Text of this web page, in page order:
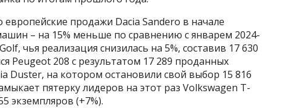
продажи Dacia Sandero в начале
– на 15% меньше по сравнению с январем 2024-
чья реализация снизилась на 5%, составив 17 630
Peugeot 208 с результатом 17 289 проданных
Duster, на котором остановили свой выбор 15 816
пятерку лидеров на этот раз Volkswagen T-
экземпляров (+7%).